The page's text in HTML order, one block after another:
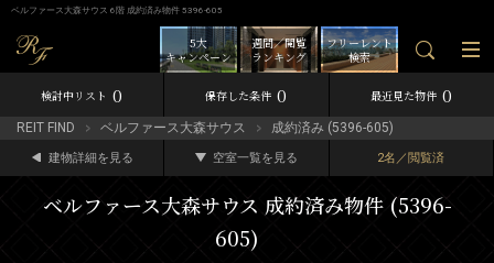
ベルファース大森サウス 6階 成約済み物件 5396-605
フリーレント
検索
週間／閲覧
ランキング
5大
キャンペーン
検討中リスト 0 保存した条件 0 最近見た物件 0
REIT FIND ベルファース大森サウス 成約済み (5396-605)
建物詳細を見る 空室一覧を見る 2名／閲覧済
ベルファース大森サウス 成約済み物件 (5396-
605)